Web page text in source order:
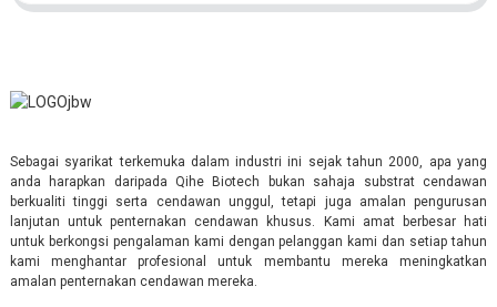
Sebagai syarikat terkemuka dalam industri ini sejak tahun 2000, apa yang
anda harapkan daripada Qihe Biotech bukan sahaja substrat cendawan
berkualiti tinggi serta cendawan unggul, tetapi juga amalan pengurusan
lanjutan untuk penternakan cendawan khusus. Kami amat berbesar hati
untuk berkongsi pengalaman kami dengan pelanggan kami dan setiap tahun
kami menghantar profesional untuk membantu mereka meningkatkan
amalan penternakan cendawan mereka.